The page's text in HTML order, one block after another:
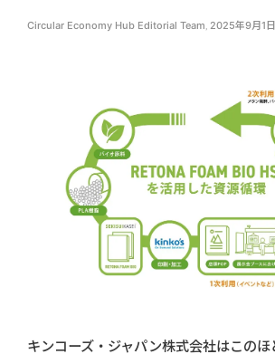
Circular Economy Hub Editorial Team, 2025年9月1日
キンコーズ・ジャパン株式会社はこのほ